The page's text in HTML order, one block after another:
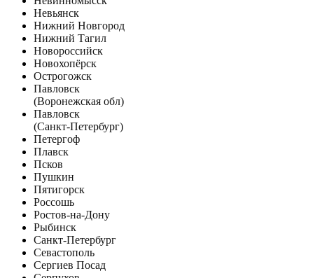
Невьянск
Нижний Новгород
Нижний Тагил
Новороссийск
Новохопёрск
Острогожск
Павловск
(Воронежская обл)
Павловск
(Санкт-Петербург)
Петергоф
Плавск
Псков
Пушкин
Пятигорск
Россошь
Ростов-на-Дону
Рыбинск
Санкт-Петербург
Севастополь
Сергиев Посад